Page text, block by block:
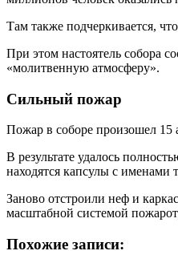
Там также подчеркивается,
При этом настоятель собора
«молитвенную атмосферу».
Сильный пожар
Пожар в соборе произошел 15
В результате удалось
находятся капсулы с именами
Заново отстроили неф и
масштабной системой
Похожие записи: